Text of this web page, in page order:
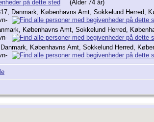
(Alder 74 år)
Danmark, Københavns Amt, Sokkelund Herred,
Københavns Amt, Sokkelund Herred,
Københavns Amt, Sokkelund Herred,